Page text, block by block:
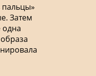
пальцы»
Затем
одна